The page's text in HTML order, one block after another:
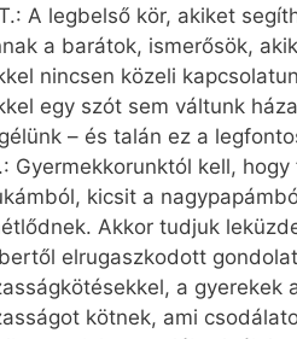
A legbelső kör, akiket
a barátok, ismerősök,
nincsen közeli
egy szót sem váltunk
– és talán ez a
Gyermekkorunktól kell,
kicsit a
Akkor tudjuk
elrugaszkodott
a gyerekek
kötnek, ami